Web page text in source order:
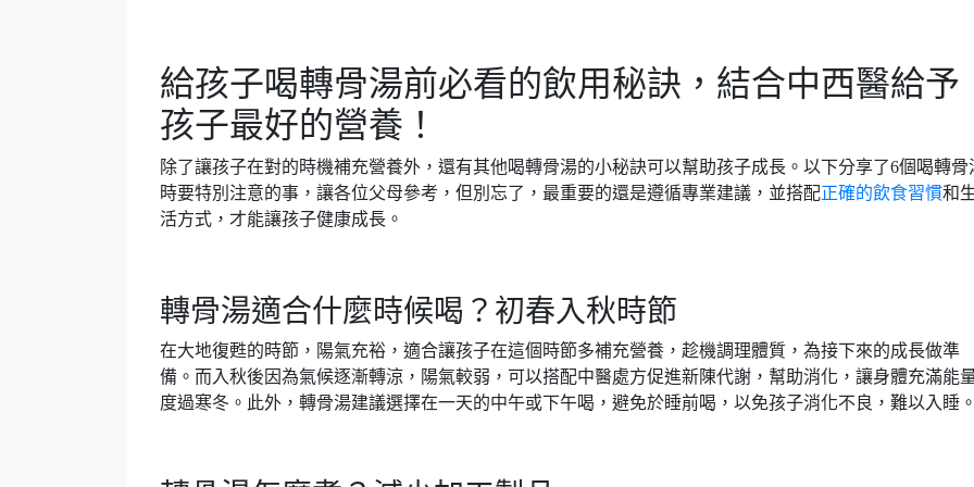
給孩子喝轉骨湯前必看的飲用秘訣，結合中西醫給予
孩子最好的營養！
除了讓孩子在對的時機補充營養外，還有其他喝轉骨湯的小秘訣可以幫助孩子成長。以下分享了6個喝轉骨
時要特別注意的事，讓各位父母參考，但別忘了，最重要的還是遵循專業建議，並搭配正確的飲食習慣和
活方式，才能讓孩子健康成長。
轉骨湯適合什麼時候喝？初春入秋時節
在大地復甦的時節，陽氣充裕，適合讓孩子在這個時節多補充營養，趁機調理體質，為接下來的成長做準
備。而入秋後因為氣候逐漸轉涼，陽氣較弱，可以搭配中醫處方促進新陳代謝，幫助消化，讓身體充滿能
度過寒冬。此外，轉骨湯建議選擇在一天的中午或下午喝，避免於睡前喝，以免孩子消化不良，難以入睡。